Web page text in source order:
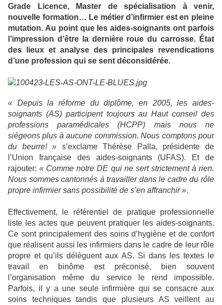
Grade Licence, Master de spécialisation à venir,
nouvelle formation… Le métier d’infirmier est en pleine
mutation. Au point que les aides-soignants ont parfois
l’impression d’être la dernière roue du carrosse. État
des lieux et analyse des principales revendications
d’une profession qui se sent déconsidérée.
« Depuis la réforme du diplôme, en 2005, les aides-
soignants (AS) participent toujours au Haut conseil des
professions paramédicales (HCPP) mais nous ne
siégeons plus à aucune commission. Nous comptons pour
du beurre! » s’exclame Thérèse Palla, présidente de
l’Union française des aides-soignants (UFAS). Et de
rajouter:« Comme notre DE qui ne sert strictement à rien.
Nous sommes cantonnés à travailler dans le cadre du rôle
propre infirmier sans possibilité de s’en affranchir ».
Effectivement, le référentiel de pratique professionnelle
liste les actes que peuvent pratiquer les aides-soignants.
Ce sont principalement des soins d’hygiène et de confort
que réalisent aussi les infirmiers dans le cadre de leur rôle
propre et qu’ils délèguent aux AS. Si dans les textes le
travail en binôme est préconisé, bien souvent
l’organisation même du service le rend impossible.
Parfois, il y a une seule infirmière qui se consacre aux
soins techniques tandis que plusieurs AS veillent au